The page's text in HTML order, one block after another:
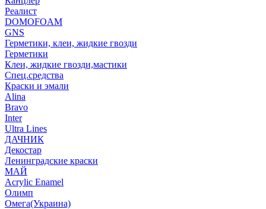
Реалист
DOMOFOAM
GNS
Герметики, клеи, жидкие гвозди
Герметики
Клеи, жидкие гвозди,мастики
Спец.средства
Краски и эмали
Alina
Bravo
Inter
Ultra Lines
ДАЧНИК
Декостар
Ленинградские краски
МАЙ
Acrylic Enamel
Олимп
Омега(Украина)